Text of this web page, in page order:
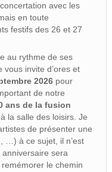
avec les
en toute
festifs des 26 et 27
au rythme de ses
invite d’ores et
2026pour
de notre
ans de la fusion
la salle des loisirs. Je
de présenter une
…) à ce sujet, il n’est
anniversaire sera
remémorer le chemin